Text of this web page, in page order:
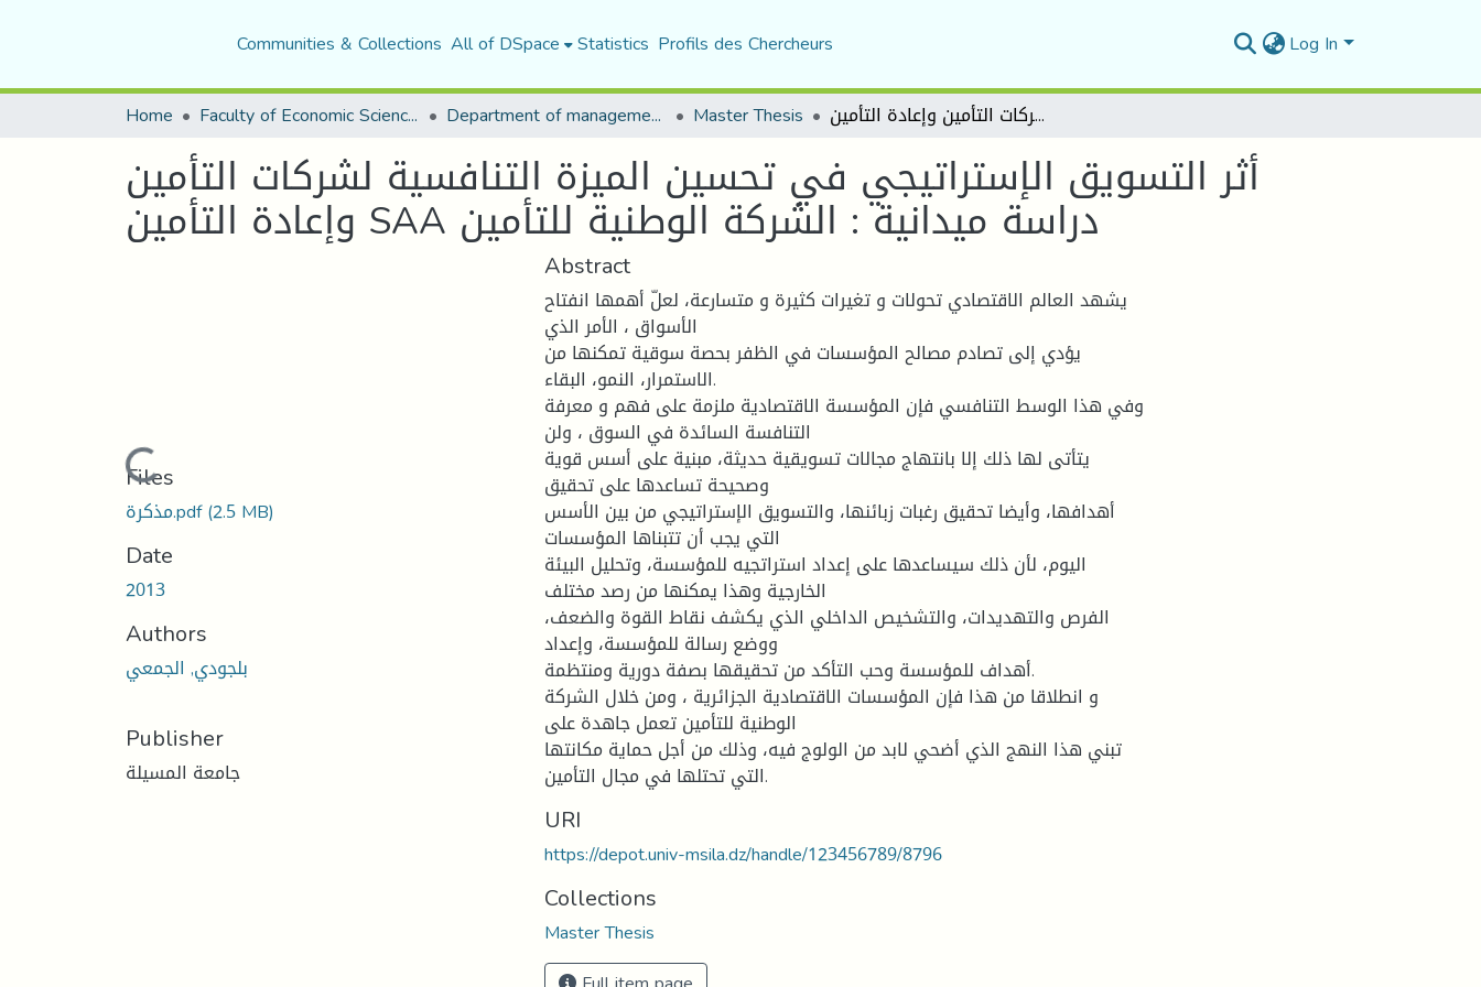
Communities & Collections All of DSpace Statistics Profils des Chercheurs Log In
Home Faculty of Economic Sciences, Commerce and Management Sciences Department of management sciences Master Thesis أثر التسويق الإستراتیجي في تحسین المیزة التنافسیة لشركات التأمین وإعادة التأمین SAA دراسة میدانیة : الشركة الوطنیة للتأمین
أثر التسويق الإستراتیجي في تحسین المیزة التنافسیة لشركات التأمین
وإعادة التأمین SAA دراسة میدانیة : الشركة الوطنیة للتأمین
Loading...
Files
مذكرة.pdf(2.5 MB)
Date
2013
Authors
بلجودي, الجمعي
Publisher
جامعة المسيلة
Abstract
يشهد العالم الاقتصادي تحولات و تغيرات كثيرة و متسارعة، لعلّ أهمها انفتاح
الأسواق ، الأمر الذي
يؤدي إلى تصادم مصالح المؤسسات في الظفر بحصة سوقية تمكنها من
الاستمرار، النمو، البقاء.
وفي هذا الوسط التنافسي فإن المؤسسة الاقتصادية ملزمة على فهم و معرفة
التنافسة السائدة في السوق ، ولن
يتأتى لها ذلك إلا بانتهاج مجالات تسويقية حديثة، مبنية على أسس قوية
وصحيحة تساعدها على تحقيق
أهدافها، وأيضا تحقيق رغبات زبائنها، والتسويق الإستراتيجي من بين الأسس
التي يجب أن تتبناها المؤسسات
اليوم، لأن ذلك سيساعدها على إعداد استراتجيه للمؤسسة، وتحليل البيئة
الخارجية وهذا يمكنها من رصد مختلف
الفرص والتهديدات، والتشخيص الداخلي الذي يكشف نقاط القوة والضعف،
ووضع رسالة للمؤسسة، وإعداد
أهداف للمؤسسة وحب التأكد من تحقيقها بصفة دورية ومنتظمة.
و انطلاقا من هذا فإن المؤسسات الاقتصادية الجزائرية ، ومن خلال الشركة
الوطنية للتأمين تعمل جاهدة على
تبني هذا النهج الذي أضحي لابد من الولوج فيه، وذلك من أجل حماية مكانتها
التي تحتلها في مجال التأمين.
URI
https://depot.univ-msila.dz/handle/123456789/8796
Collections
Master Thesis